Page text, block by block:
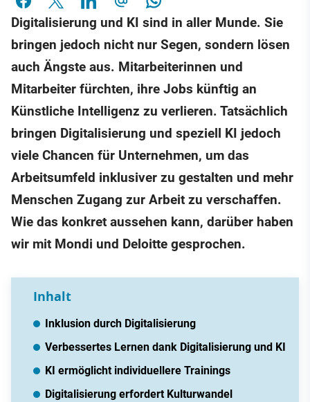
Digitalisierung und KI sind in aller Munde. Sie
bringen jedoch nicht nur Segen, sondern lösen
auch Ängste aus. Mitarbeiterinnen und
Mitarbeiter fürchten, ihre Jobs künftig an
Künstliche Intelligenz zu verlieren. Tatsächlich
bringen Digitalisierung und speziell KI jedoch
viele Chancen für Unternehmen, um das
Arbeitsumfeld inklusiver zu gestalten und mehr
Menschen Zugang zur Arbeit zu verschaffen.
Wie das konkret aussehen kann, darüber haben
wir mit Mondi und Deloitte gesprochen.
Inhalt
Inklusion durch Digitalisierung
Verbessertes Lernen dank Digitalisierung und KI
KI ermöglicht individuellere Trainings
Digitalisierung erfordert Kulturwandel